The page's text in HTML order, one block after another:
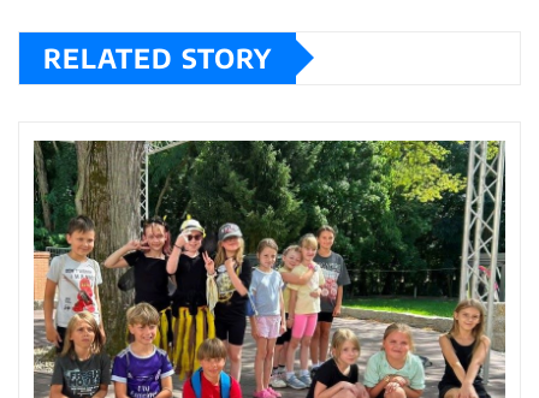
RELATED STORY